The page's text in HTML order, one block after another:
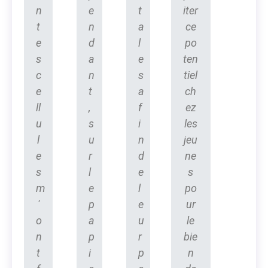
n
t
e
s
c
e
ll
u
l
e
s
m
'
o
n
t
e
n
d
a
n
t
,
s
u
r
l
e
p
a
p
i
t
a
l
e
s
a
f
i
n
d
e
l
e
u
r
p
iter
ce
po
ten
tiel
ch
ez
les
jeu
ne
s
po
ur
le
bie
n